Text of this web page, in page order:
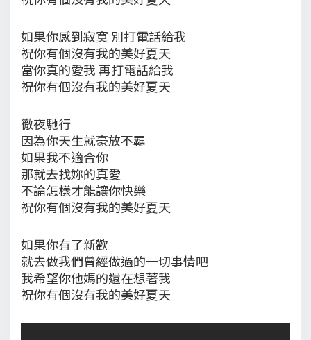
如果你感到寂寞 別打電話給我
祝你有個沒有我的美好夏天
當你真的愛我 再打電話給我
祝你有個沒有我的美好夏天
徹夜馳行
因為你天生就豪放不羈
如果我不適合你
那就去找妳的真愛
不論怎樣才能讓你快樂
祝你有個沒有我的美好夏天
如果你有了新歡
就去做我們曾經做過的一切事情吧
我希望你他媽的還在想著我
祝你有個沒有我的美好夏天